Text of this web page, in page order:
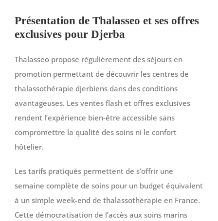
Présentation de Thalasseo et ses offres
exclusives pour Djerba
Thalasseo propose régulièrement des séjours en
promotion permettant de découvrir les centres de
thalassothérapie djerbiens dans des conditions
avantageuses. Les ventes flash et offres exclusives
rendent l’expérience bien-être accessible sans
compromettre la qualité des soins ni le confort
hôtelier.
Les tarifs pratiqués permettent de s’offrir une
semaine complète de soins pour un budget équivalent
à un simple week-end de thalassothérapie en France.
Cette démocratisation de l’accès aux soins marins